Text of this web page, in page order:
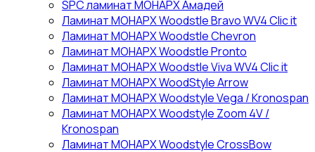
SPC ламинат МОНАРХ Амадей
Ламинат МОНАРХ Woodstle Bravo WV4 Clic it
Ламинат МОНАРХ Woodstle Chevron
Ламинат МОНАРХ Woodstle Pronto
Ламинат МОНАРХ Woodstle Viva WV4 Clic it
Ламинат МОНАРХ WoodStyle Arrow
Ламинат МОНАРХ Woodstyle Vega / Kronospan
Ламинат МОНАРХ Woodstyle Zoom 4V /
Kronospan
Ламинат МОНАРХ Woodstyle СrossBow